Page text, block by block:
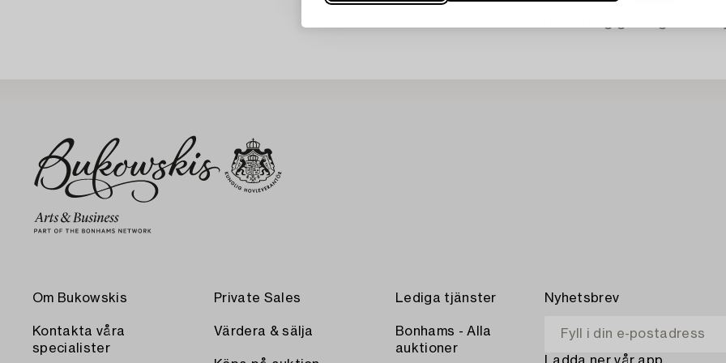
Om Bukowskis
Kontakta våra
specialister
Private Sales
Värdera & sälja
Lediga tjänster
Bonhams - Alla
auktioner
Nyhetsbrev
Ladda ner vår app